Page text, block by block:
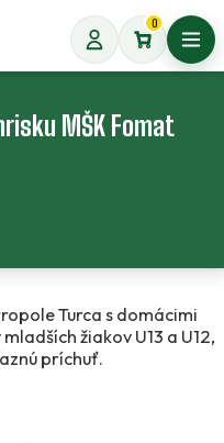
0
MŠK Fomat
Turca s domácimi
žiakov U13 a U12,
príchuť.